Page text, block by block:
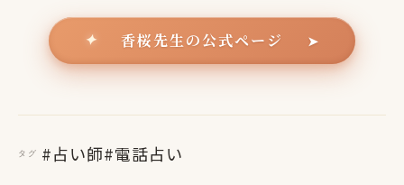
✦ 香桜先生の公式ページ ➤
タグ #占い師#電話占い